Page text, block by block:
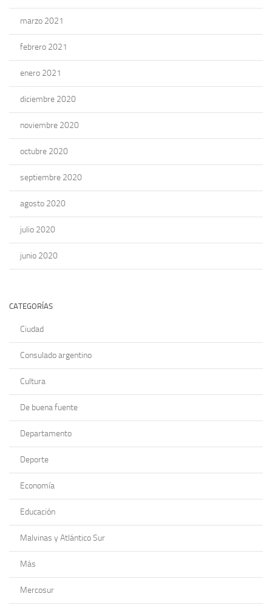
marzo 2021
febrero 2021
enero 2021
diciembre 2020
noviembre 2020
octubre 2020
septiembre 2020
agosto 2020
julio 2020
junio 2020
CATEGORÍAS
Ciudad
Consulado argentino
Cultura
De buena fuente
Departamento
Deporte
Economía
Educación
Malvinas y Atlántico Sur
Más
Mercosur